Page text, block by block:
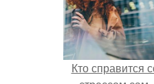
Кто справится